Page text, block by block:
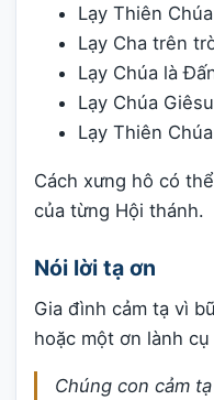
Lạy Thiên
Lạy Cha trên
Lạy Chúa là
Lạy Chúa
Lạy Thiên
Cách xưng hô có
của từng Hội thánh.
Nói lời tạ ơn
Gia đình cảm tạ vì
hoặc một ơn lành
Chúng con cảm